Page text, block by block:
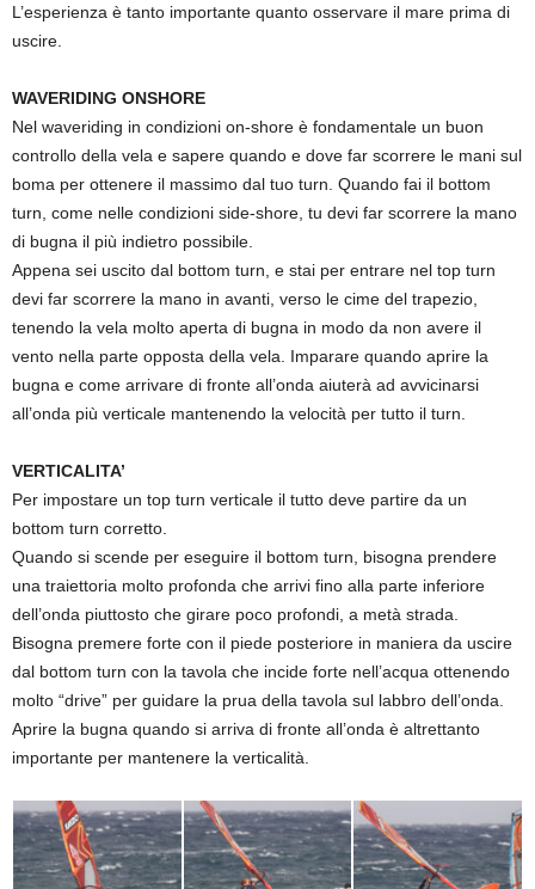
L’esperienza è tanto importante quanto osservare il mare prima di
uscire.
WAVERIDING ONSHORE
Nel waveriding in condizioni on-shore è fondamentale un buon
controllo della vela e sapere quando e dove far scorrere le mani sul
boma per ottenere il massimo dal tuo turn. Quando fai il bottom
turn, come nelle condizioni side-shore, tu devi far scorrere la mano
di bugna il più indietro possibile.
Appena sei uscito dal bottom turn, e stai per entrare nel top turn
devi far scorrere la mano in avanti, verso le cime del trapezio,
tenendo la vela molto aperta di bugna in modo da non avere il
vento nella parte opposta della vela. Imparare quando aprire la
bugna e come arrivare di fronte all’onda aiuterà ad avvicinarsi
all’onda più verticale mantenendo la velocità per tutto il turn.
VERTICALITA’
Per impostare un top turn verticale il tutto deve partire da un
bottom turn corretto.
Quando si scende per eseguire il bottom turn, bisogna prendere
una traiettoria molto profonda che arrivi fino alla parte inferiore
dell’onda piuttosto che girare poco profondi, a metà strada.
Bisogna premere forte con il piede posteriore in maniera da uscire
dal bottom turn con la tavola che incide forte nell’acqua ottenendo
molto “drive” per guidare la prua della tavola sul labbro dell’onda.
Aprire la bugna quando si arriva di fronte all’onda è altrettanto
importante per mantenere la verticalità.